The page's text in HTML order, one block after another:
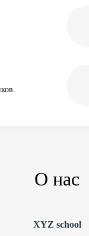
О нас
XYZ school